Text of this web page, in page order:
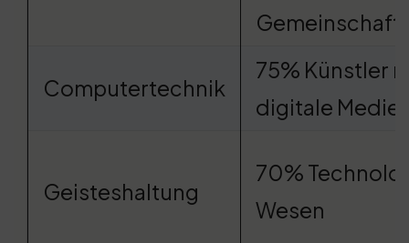
Computertechnik
75% Künstler
digitale
Geisteshaltung
70%
Wesen